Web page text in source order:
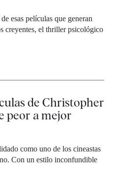
esas películas que generan
creyentes, el thriller psicológico
de Christopher
peor a mejor
como uno de los cineastas
Con un estilo inconfundible